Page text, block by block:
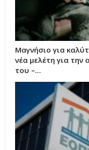
Μαγνήσιο για
νέα μελέτη για
του –…